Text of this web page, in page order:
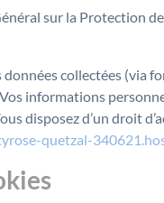
sur la Protection
données collectées (via
informations
disposez d’un droit
quetzal-